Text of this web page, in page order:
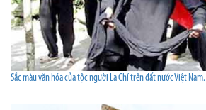
Sắc màu văn hóa của tộc người La Chí trên đất nước Việt Nam.